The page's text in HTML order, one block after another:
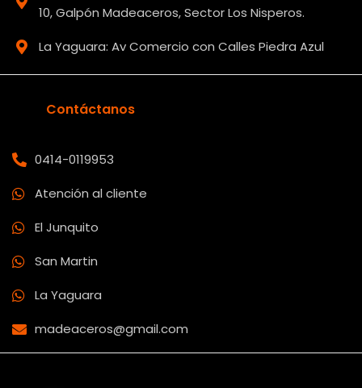
Contáctanos
0414-0119953
Atención al cliente
El Junquito
San Martin
La Yaguara
madeaceros@gmail.com
10, Galpón Madeaceros, Sector Los Nisperos.
La Yaguara: Av Comercio con Calles Piedra Azul